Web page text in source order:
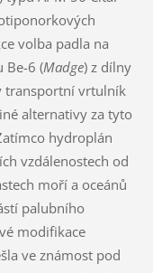
volba padla na
Be-6 (Madge) z dílny
transportní vrtulník
alternativy za tyto
hydroplán
vzdálenostech od
moří a oceánů
palubního
modifikace
ve známost pod